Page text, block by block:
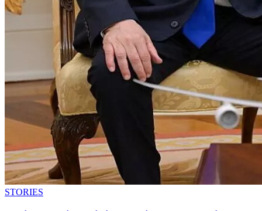
STORIES